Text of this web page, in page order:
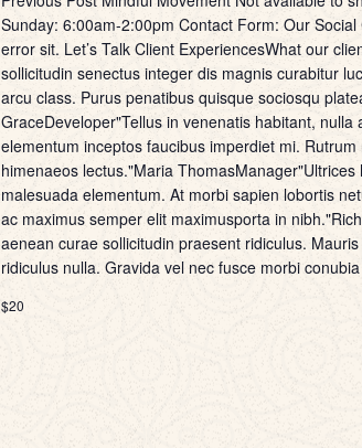
Sunday: 6:00am-2:00pm Contact Form: Our
error sit. Let’s Talk Client ExperiencesWhat our
sollicitudin senectus integer dis magnis curabitur
arcu class. Purus penatibus quisque sociosqu
GraceDeveloper"Tellus in venenatis habitant,
elementum inceptos faucibus imperdiet mi.
himenaeos lectus."Maria
malesuada elementum. At morbi sapien lobortis
ac maximus semper elit maximusporta in
aenean curae sollicitudin praesent ridiculus.
ridiculus nulla. Gravida vel nec fusce morbi
$20